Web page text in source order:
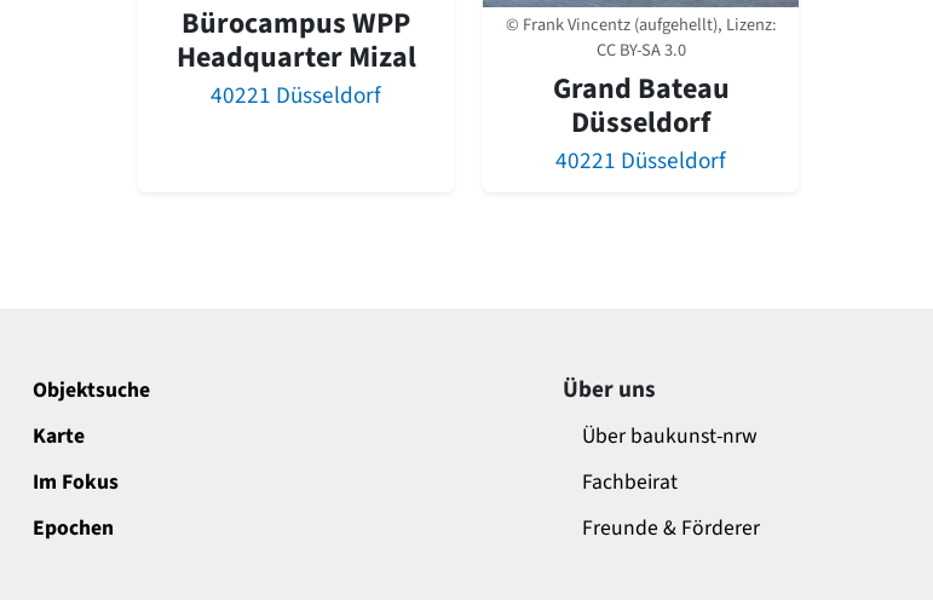
Bürocampus WPP
Headquarter Mizal
40221 Düsseldorf
© Frank Vincentz (aufgehellt), Lizenz:
CC BY-SA 3.0
Grand Bateau
Düsseldorf
40221 Düsseldorf
Objektsuche
Karte
Im Fokus
Epochen
Über uns
Über baukunst-nrw
Fachbeirat
Freunde & Förderer